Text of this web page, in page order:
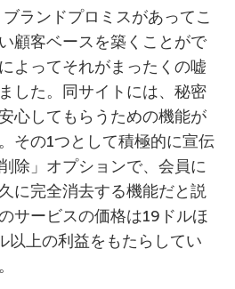
ランドプロミスがあってこ
顧客ベースを築くことがで
よってそれがまったくの嘘
した。同サイトには、秘密
心してもらうための機能が
その1つとして積極的に宣伝
除」オプションで、会員に
に完全消去する機能だと説
サービスの価格は19ドルほ
以上の利益をもたらしてい